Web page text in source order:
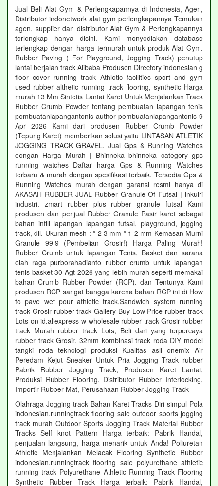
Jual Beli Alat Gym & Perlengkapannya di Indonesia, Agen,
Distributor indonetwork alat gym perlengkapannya Temukan
agen, supplier dan distributor Alat Gym & Perlengkapannya
terlengkap hanya disini. Kami menyediakan database
terlengkap dengan harga termurah untuk produk Alat Gym.
Rubber Paving ( For Playground, Jogging Track) penutup
lantai berjalan track Alibaba Produsen Directory indonesian g
floor cover running track Athletic facilities sport and gym
used rubber althetic running track flooring, synthetic Harga
murah 13 Mm Sintetis Lantai Karet Untuk Menjalankan Track
Rubber Crumb Powder tentang pembuatan lapangan tenis
pembuatanlapangantenis author pembuatanlapangantenis 9
Apr 2026 Kami dari produsen Rubber Crumb Powder
(Tepung Karet) memberikan solusi yaitu LINTASAN ATLETIK
JOGGING TRACK GRAVEL. Jual Gps & Running Watches
dengan Harga Murah | Bhinneka bhinneka category gps
running watches Daftar harga Gps & Running Watches
terbaru & murah dengan spesifikasi terbaik. Tersedia Gps &
Running Watches murah dengan garansi resmi hanya di
AKASAH RUBBER JUAL Rubber Granule Of Futsal | inkuiri
industri. zmart rubber plus rubber granule futsal Kami
produsen dan penjual Rubber Granule Pasir karet sebagai
bahan infill lapangan lapangan futsal, playground, jogging
track, dll. Ukuran mesh : * 2 3 mm * 1 2 mm Kemasan Murni
Granule 99,9 (Pembelian Grosir!) Harga Paling Murah!
Rubber Crumb untuk lapangan Tenis, Basket dan sarana
olah raga purborahadianto rubber crumb untuk lapangan
tenis basket 30 Agt 2026 yang lebih murah seperti memakai
bahan Crumb Rubber Powder (RCP). dan Tentunya Kami
produsen RCP sangat bangga karena bahan RCP ini di How
to pave wet pour athletic track,Sandwich system running
track Grosir rubber track Gallery Buy Low Price rubber track
Lots on id.aliexpress w wholesale rubber track Grosir rubber
track Murah rubber track Lots, Beli dari yang terpercaya
rubber track Grosir. 32mm kombinasi track roda DIY model
tangki roda teknologi produksi Kualitas asli onemix Air
Peredam Kejut Sneaker Untuk Pria Jogging Track rubber
Pabrik Rubber Jogging Track, Produsen Karet Lantai,
Produksi Rubber Flooring, Distributor Rubber Interlocking,
Importir Rubber Mat, Perusahaan Rubber Jogging Track
Olahraga Jogging track Bahan Karet Tracks Diri simpul Pola
indonesian.runningtrack flooring sale outdoor sports jogging
track murah Outdoor Sports Jogging Track Material Rubber
Tracks Self knot Pattern Harga terbaik: Pabrik Handal,
penjualan langsung, harga menarik untuk Anda! Poliuretan
Athletic Menjalankan Melacak Flooring Synthetic Rubber
indonesian.runningtrack flooring sale polyurethane athletic
running track Polyurethane Athletic Running Track Flooring
Synthetic Rubber Track Harga terbaik: Pabrik Handal,